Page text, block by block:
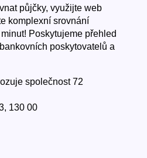
půjčky, využijte web
komplexní srovnání
Poskytujeme přehled
poskytovatelů a
společnost 72
130 00